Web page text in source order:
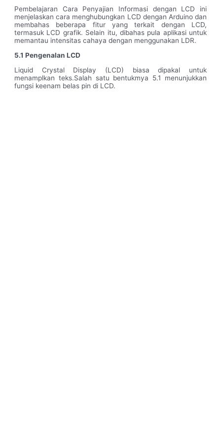
Pembelajaran Cara Penyajian Informasi dengan LCD ini
menjelaskan cara menghubungkan LCD dengan Arduino dan
membahas beberapa fitur yang terkait dengan LCD,
termasuk LCD grafik. Selain itu, dibahas pula aplikasi untuk
memantau intensitas cahaya dengan menggunakan LDR.
5.1 Pengenalan LCD
Liquid Crystal Display (LCD) biasa dipakal untuk
menamplkan teks.Salah satu bentukmya 5.1 menunjukkan
fungsi keenam belas pin di LCD.